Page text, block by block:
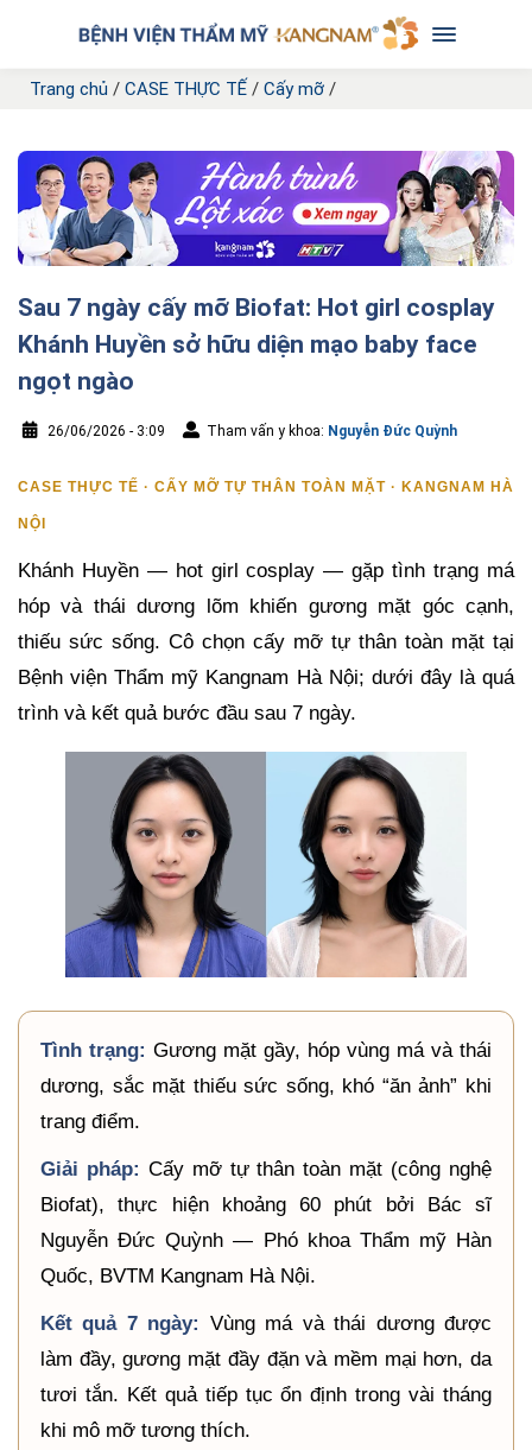
Trang chủ / CASE THỰC TẾ / Cấy mỡ /
Sau 7 ngày cấy mỡ Biofat: Hot girl cosplay
Khánh Huyền sở hữu diện mạo baby face
ngọt ngào
26/06/2026 - 3:09 Tham vấn y khoa: Nguyễn Đức Quỳnh
CASE THỰC TẾ · CẤY MỠ TỰ THÂN TOÀN MẶT · KANGNAM HÀ
NỘI
Khánh Huyền — hot girl cosplay — gặp tình trạng má
hóp và thái dương lõm khiến gương mặt góc cạnh,
thiếu sức sống. Cô chọn cấy mỡ tự thân toàn mặt tại
Bệnh viện Thẩm mỹ Kangnam Hà Nội; dưới đây là quá
trình và kết quả bước đầu sau 7 ngày.
Tình trạng: Gương mặt gầy, hóp vùng má và thái
dương, sắc mặt thiếu sức sống, khó “ăn ảnh” khi
trang điểm.
Giải pháp: Cấy mỡ tự thân toàn mặt (công nghệ
Biofat), thực hiện khoảng 60 phút bởi Bác sĩ
Nguyễn Đức Quỳnh — Phó khoa Thẩm mỹ Hàn
Quốc, BVTM Kangnam Hà Nội.
Kết quả 7 ngày: Vùng má và thái dương được
làm đầy, gương mặt đầy đặn và mềm mại hơn, da
tươi tắn. Kết quả tiếp tục ổn định trong vài tháng
khi mô mỡ tương thích.